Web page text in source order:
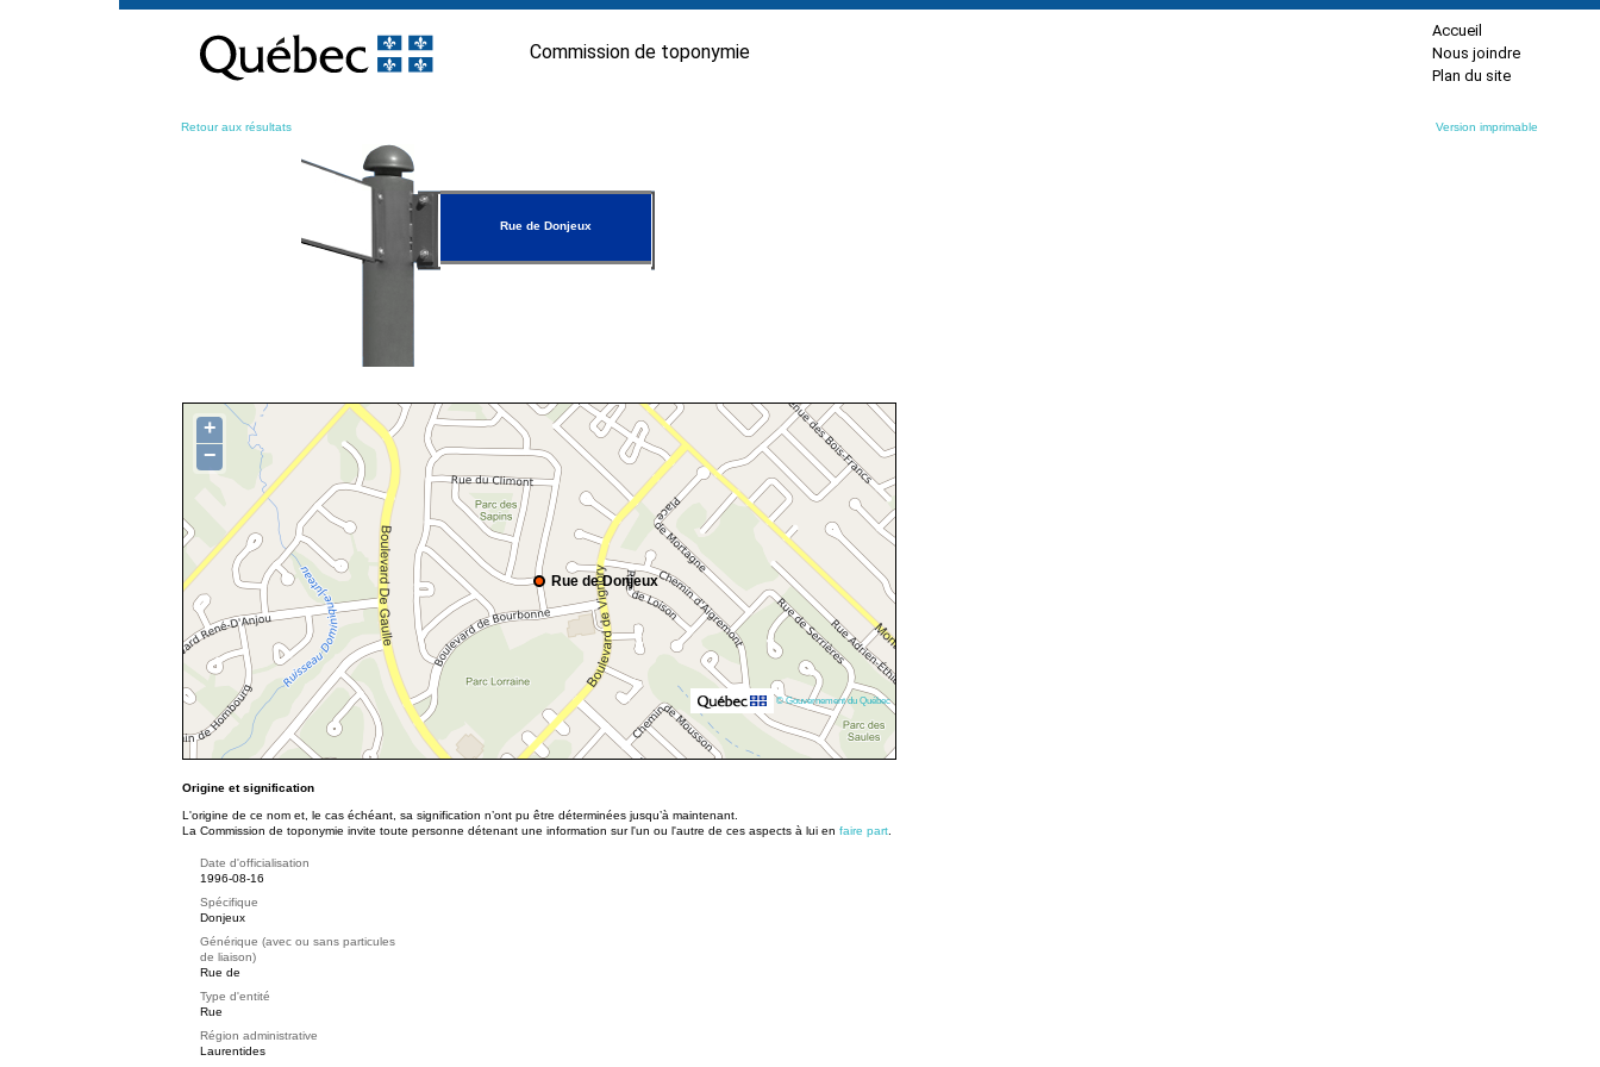
contenu
Commission de toponymie
Accueil
Nous joindre
Plan du site
Retour aux résultats Version imprimable
Rue de Donjeux
Rue de Donjeux
+
−
© Gouvernement du Québec
Origine et signification
L'origine de ce nom et, le cas échéant, sa signification n’ont pu être déterminées jusqu’à maintenant.
La Commission de toponymie invite toute personne détenant une information sur l'un ou l'autre de ces aspects à lui en faire part
Date d'officialisation
1996-08-16
Spécifique
Donjeux
Générique (avec ou sans particules
de liaison)
Rue de
Type d'entité
Rue
Région administrative
Laurentides